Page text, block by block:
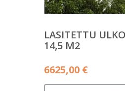
LASITETTU
14,5 M2
6625,00 €